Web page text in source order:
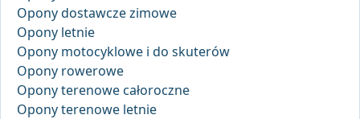
Opony dostawcze zimowe
Opony letnie
Opony motocyklowe i do skuterów
Opony rowerowe
Opony terenowe całoroczne
Opony terenowe letnie